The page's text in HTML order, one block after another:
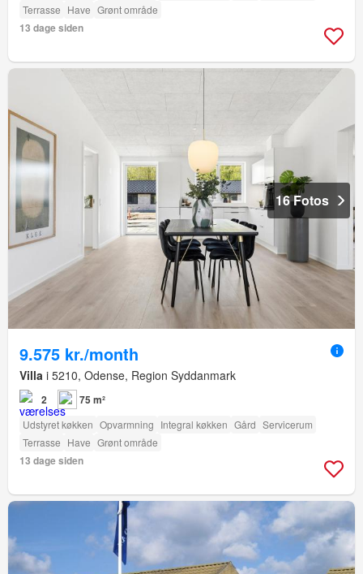
Terrasse Have Grønt område
13 dage siden
16 Fotos
9.575 kr./month
Villa i 5210, Odense, Region Syddanmark
2 75 m²
Udstyret køkken Opvarmning Integral køkken Gård Servicerum
Terrasse Have Grønt område
13 dage siden